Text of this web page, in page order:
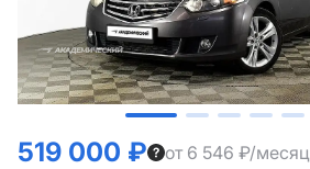
519 000 ₽ от 6 546 ₽/месяц